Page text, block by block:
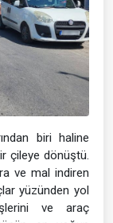
biri haline
çileye dönüştü.
ve mal indiren
yüzünden yol
ve araç